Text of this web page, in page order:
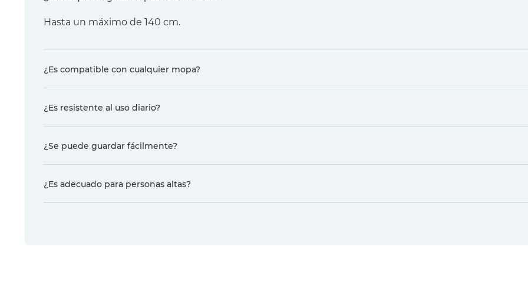
Hasta un máximo de 140 cm.
¿Es compatible con cualquier mopa?
¿Es resistente al uso diario?
¿Se puede guardar fácilmente?
¿Es adecuado para personas altas?